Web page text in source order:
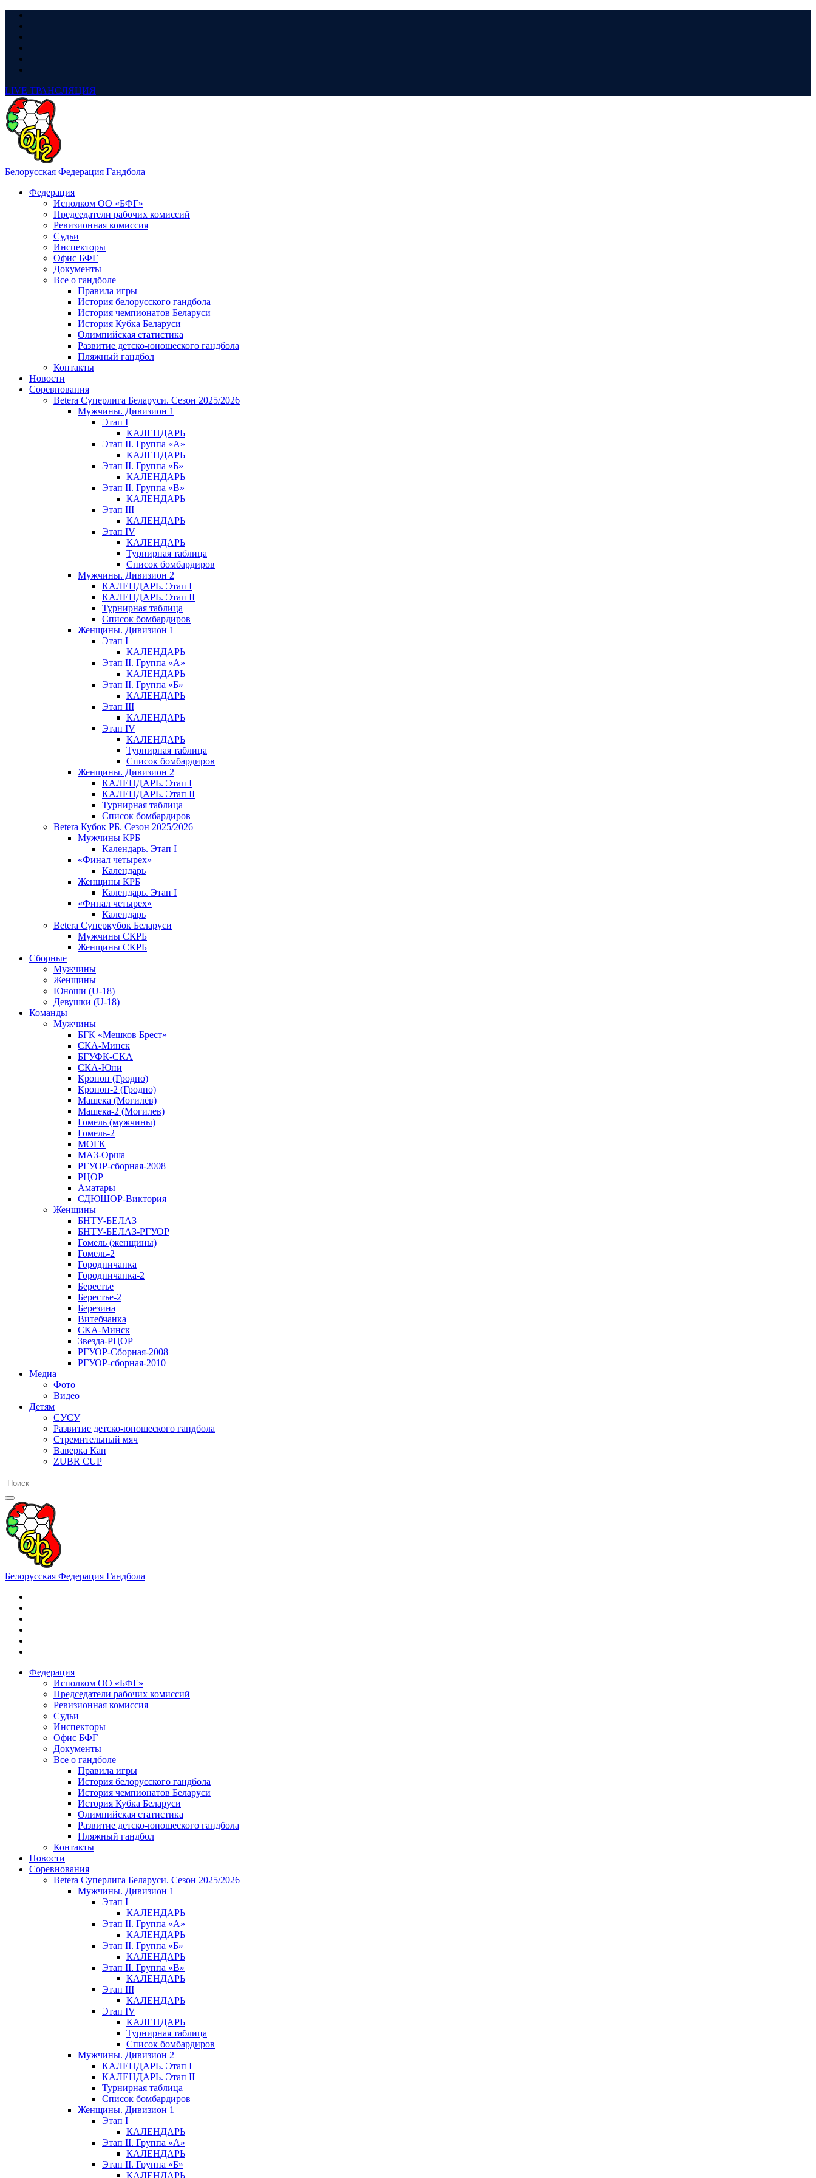
LIVE ТРАНСЛЯЦИЯ
Белорусская Федерация Гандбола
Федерация
Исполком ОО «БФГ»
Председатели рабочих комиссий
Ревизионная комиссия
Судьи
Инспекторы
Офис БФГ
Документы
Все о гандболе
Правила игры
История белорусского гандбола
История чемпионатов Беларуси
История Кубка Беларуси
Олимпийская статистика
Развитие детско-юношеского гандбола
Пляжный гандбол
Контакты
Новости
Соревнования
Betera Суперлига Беларуси. Сезон 2025/2026
Мужчины. Дивизион 1
Этап I
КАЛЕНДАРЬ
Этап II. Группа «А»
КАЛЕНДАРЬ
Этап II. Группа «Б»
КАЛЕНДАРЬ
Этап II. Группа «В»
КАЛЕНДАРЬ
Этап III
КАЛЕНДАРЬ
Этап IV
КАЛЕНДАРЬ
Турнирная таблица
Список бомбардиров
Мужчины. Дивизион 2
КАЛЕНДАРЬ. Этап I
КАЛЕНДАРЬ. Этап II
Турнирная таблица
Список бомбардиров
Женщины. Дивизион 1
Этап I
КАЛЕНДАРЬ
Этап II. Группа «А»
КАЛЕНДАРЬ
Этап II. Группа «Б»
КАЛЕНДАРЬ
Этап III
КАЛЕНДАРЬ
Этап IV
КАЛЕНДАРЬ
Турнирная таблица
Список бомбардиров
Женщины. Дивизион 2
КАЛЕНДАРЬ. Этап I
КАЛЕНДАРЬ. Этап II
Турнирная таблица
Список бомбардиров
Betera Кубок РБ. Сезон 2025/2026
Мужчины КРБ
Календарь. Этап I
«Финал четырех»
Календарь
Женщины КРБ
Календарь. Этап I
«Финал четырех»
Календарь
Betera Суперкубок Беларуси
Мужчины СКРБ
Женщины СКРБ
Сборные
Мужчины
Женщины
Юноши (U-18)
Девушки (U-18)
Команды
Мужчины
БГК «Мешков Брест»
СКА-Минск
БГУФК-СКА
СКА-Юни
Кронон (Гродно)
Кронон-2 (Гродно)
Машека (Могилёв)
Машека-2 (Могилев)
Гомель (мужчины)
Гомель-2
МОГК
МАЗ-Орша
РГУОР-сборная-2008
РЦОР
Аматары
СДЮШОР-Виктория
Женщины
БНТУ-БЕЛАЗ
БНТУ-БЕЛАЗ-РГУОР
Гомель (женщины)
Гомель-2
Городничанка
Городничанка-2
Берестье
Берестье-2
Березина
Витебчанка
СКА-Минск
Звезда-РЦОР
РГУОР-Сборная-2008
РГУОР-сборная-2010
Медиа
Фото
Видео
Детям
СУСУ
Развитие детско-юношеского гандбола
Стремительный мяч
Ваверка Кап
ZUBR CUP
Белорусская Федерация Гандбола
Федерация
Исполком ОО «БФГ»
Председатели рабочих комиссий
Ревизионная комиссия
Судьи
Инспекторы
Офис БФГ
Документы
Все о гандболе
Правила игры
История белорусского гандбола
История чемпионатов Беларуси
История Кубка Беларуси
Олимпийская статистика
Развитие детско-юношеского гандбола
Пляжный гандбол
Контакты
Новости
Соревнования
Betera Суперлига Беларуси. Сезон 2025/2026
Мужчины. Дивизион 1
Этап I
КАЛЕНДАРЬ
Этап II. Группа «А»
КАЛЕНДАРЬ
Этап II. Группа «Б»
КАЛЕНДАРЬ
Этап II. Группа «В»
КАЛЕНДАРЬ
Этап III
КАЛЕНДАРЬ
Этап IV
КАЛЕНДАРЬ
Турнирная таблица
Список бомбардиров
Мужчины. Дивизион 2
КАЛЕНДАРЬ. Этап I
КАЛЕНДАРЬ. Этап II
Турнирная таблица
Список бомбардиров
Женщины. Дивизион 1
Этап I
КАЛЕНДАРЬ
Этап II. Группа «А»
КАЛЕНДАРЬ
Этап II. Группа «Б»
КАЛЕНДАРЬ